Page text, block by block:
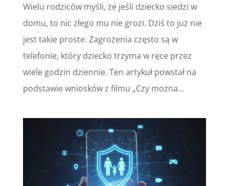
Wielu rodziców myśli, że jeśli dziecko siedzi w
domu, to nic złego mu nie grozi. Dziś to już nie
jest takie proste. Zagrożenia często są w
telefonie, który dziecko trzyma w ręce przez
wiele godzin dziennie. Ten artykuł powstał na
podstawie wniosków z filmu „Czy można...